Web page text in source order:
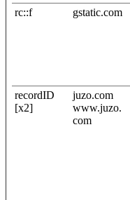
rc::f gstatic.com
recordID
[x2]
juzo.com
www.juzo.
com